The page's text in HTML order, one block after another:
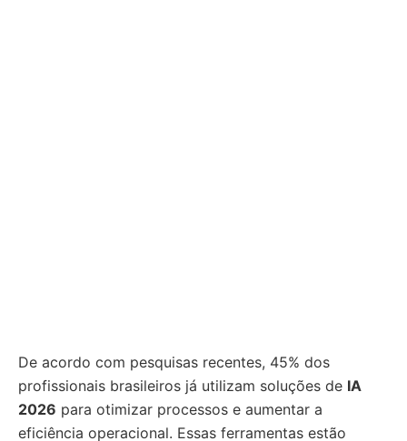
De acordo com pesquisas recentes, 45% dos
profissionais brasileiros já utilizam soluções de IA
2026 para otimizar processos e aumentar a
eficiência operacional. Essas ferramentas estão